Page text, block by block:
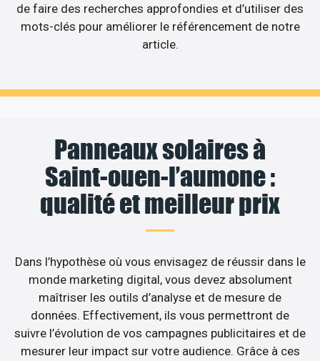
de faire des recherches approfondies et d’utiliser des
mots-clés pour améliorer le référencement de notre
article.
Panneaux solaires à
Saint-ouen-l’aumone :
qualité et meilleur prix
Dans l’hypothèse où vous envisagez de réussir dans le
monde marketing digital, vous devez absolument
maîtriser les outils d’analyse et de mesure de
données. Effectivement, ils vous permettront de
suivre l’évolution de vos campagnes publicitaires et de
mesurer leur impact sur votre audience. Grâce à ces